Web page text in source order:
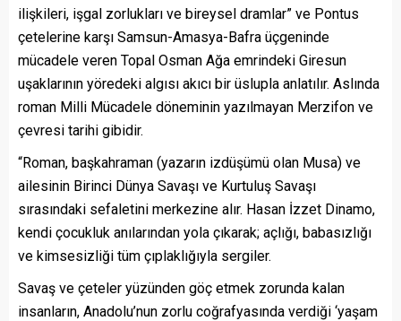
ilişkileri, işgal zorlukları ve bireysel dramlar” ve Pontus
çetelerine karşı Samsun-Amasya-Bafra üçgeninde
mücadele veren Topal Osman Ağa emrindeki Giresun
uşaklarının yöredeki algısı akıcı bir üslupla anlatılır. Aslında
roman Milli Mücadele döneminin yazılmayan Merzifon ve
çevresi tarihi gibidir.
“Roman, başkahraman (yazarın izdüşümü olan Musa) ve
ailesinin Birinci Dünya Savaşı ve Kurtuluş Savaşı
sırasındaki sefaletini merkezine alır. Hasan İzzet Dinamo,
kendi çocukluk anılarından yola çıkarak; açlığı, babasızlığı
ve kimsesizliği tüm çıplaklığıyla sergiler.
Savaş ve çeteler yüzünden göç etmek zorunda kalan
insanların, Anadolu’nun zorlu coğrafyasında verdiği ‘yaşam